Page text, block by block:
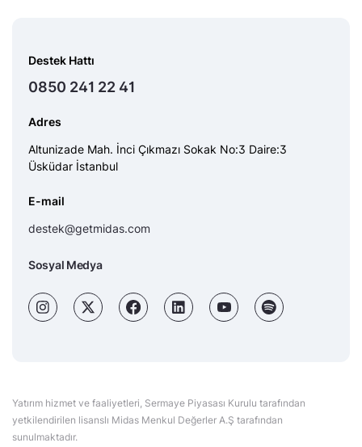
Destek Hattı
0850 241 22 41
Adres
Altunizade Mah. İnci Çıkmazı Sokak No:3 Daire:3
Üsküdar İstanbul
E-mail
destek@getmidas.com
Sosyal Medya
Yatırım hizmet ve faaliyetleri, Sermaye Piyasası Kurulu tarafından
yetkilendirilen lisanslı Midas Menkul Değerler A.Ş tarafından
sunulmaktadır.